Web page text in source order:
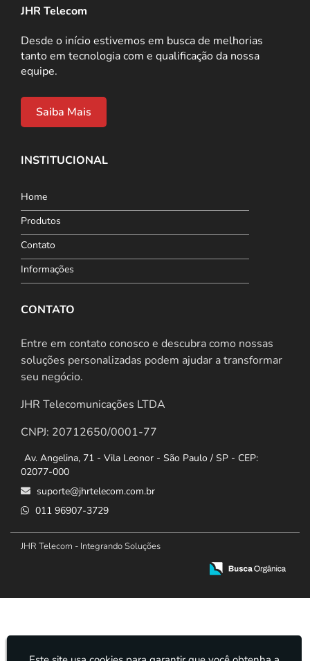
JHR Telecom
Desde o início estivemos em busca de melhorias
tanto em tecnologia com e qualificação da nossa
equipe.
Saiba Mais
INSTITUCIONAL
Home
Produtos
Contato
Informações
CONTATO
Entre em contato conosco e descubra como nossas
soluções personalizadas podem ajudar a transformar
seu negócio.
JHR Telecomunicações LTDA
CNPJ: 20712650/0001-77
Av. Angelina, 71 - Vila Leonor - São Paulo / SP - CEP:
02077-000
suporte@jhrtelecom.com.br
011 96907-3729
JHR Telecom - Integrando Soluções